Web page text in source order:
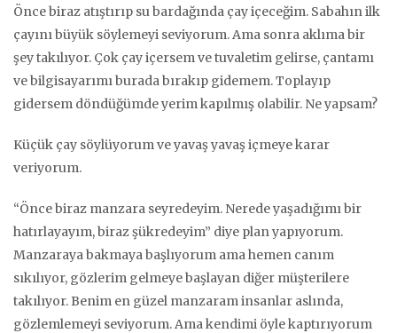
Önce biraz atıştırıp su bardağında çay içeceğim. Sabahın ilk
çayını büyük söylemeyi seviyorum. Ama sonra aklıma bir
şey takılıyor. Çok çay içersem ve tuvaletim gelirse, çantamı
ve bilgisayarımı burada bırakıp gidemem. Toplayıp
gidersem döndüğümde yerim kapılmış olabilir. Ne yapsam?
Küçük çay söylüyorum ve yavaş yavaş içmeye karar
veriyorum.
“Önce biraz manzara seyredeyim. Nerede yaşadığımı bir
hatırlayayım, biraz şükredeyim” diye plan yapıyorum.
Manzaraya bakmaya başlıyorum ama hemen canım
sıkılıyor, gözlerim gelmeye başlayan diğer müşterilere
takılıyor. Benim en güzel manzaram insanlar aslında,
gözlemlemeyi seviyorum. Ama kendimi öyle kaptırıyorum